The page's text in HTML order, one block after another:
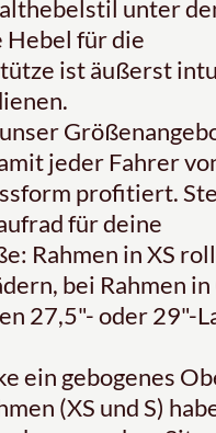
unter
Hebel für die
ist äußerst
jeder Fahrer
profitiert.
für deine
Rahmen in XS
bei Rahmen in
27,5"- oder 29"-
ein gebogenes
(XS und S)